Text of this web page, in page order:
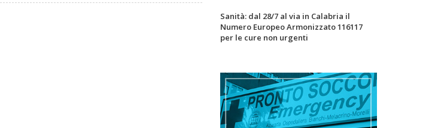
Sanità: dal 28/7 al via in Calabria il
Numero Europeo Armonizzato 116117
per le cure non urgenti